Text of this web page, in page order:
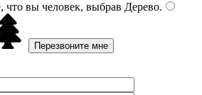
что вы человек, выбрав Дерево.